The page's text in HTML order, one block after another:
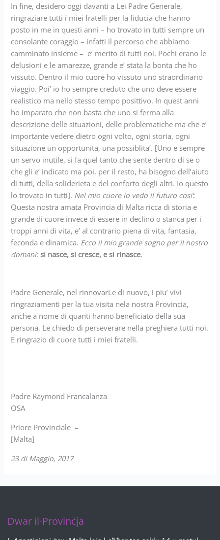
In fine, desidero oggi davanti a Lei Padre Generale,
ringraziare tutti i miei fratelli per la fiducia che hanno
posto in me in questi anni – ho trovato in tutti sempre un
consolante coraggio – infatti il percorso che abbiamo
camminato insieme – e’ merito di tutti noi. Pochi erano le
delusioni e le amarezze, grande e’ stata la bonta che ho
vissuto. Dentro il mio cuore ho vissuto uno straordinario
viaggio. Poi’ io ho sempre creduto che uno deve essere
realistico ma nello stesso tempo posittivo. In quest anni
ho imparato che non basta che uno si ferma alla
descrizione delle situazioni, delle problematiche ma che e’
importante vedere dietro ogni volto, ogni storia, ogni
situazione un opportunita, una possiblita’. [Uno e sempre
un servo inutile, si fa quel tanto che sente dentro di se o
che gli e’ indicato ma poi, per il resto, ha bisogno dell’aiuto
di tutti, della soliderieta e del conforto degli altri. Io questo
lo trovato in tutti]. Nel mio cuore io vedo il futuro cosi’:
Questa nostra amata Provincia di Malta ricca di storia e
grande di cuore invece di essere in declino o stanca per i
troppi anni di vita, e’ al contrario piena di vita, fantasia,
feconda e dinamica. Ecco il mio grande sogno per il nostro
domani:si nasce, si cresce, e si rinasce.
Padre Generale, nel rinnovarLe di nuovo, i piu’ vivi
ringraziamenti per la tua visita nela nostra Provincia,
anche a nome di quanti hanno beneficiato della sua
persona, Le chiedo di perseverare nella preghiera tutti noi.
E ringrazio di cuore tutti i miei fratelli.
Padre Raymond Francalanza
OSA
Priore Provinciale –
[Malta]
23 di Maggio, 2017
Dwar il-Provinċja